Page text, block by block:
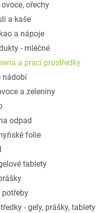
ořechy
a kaše
a nápoje
- mléčné
a prací prostředky
nádobí
a zeleniny
odpad
folie
tablety
potřeby
- gely, prášky, tablety